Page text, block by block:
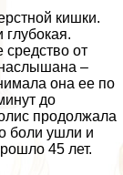
кишки.
от
–
она ее по
до
продолжала
боли ушли и
45 лет.